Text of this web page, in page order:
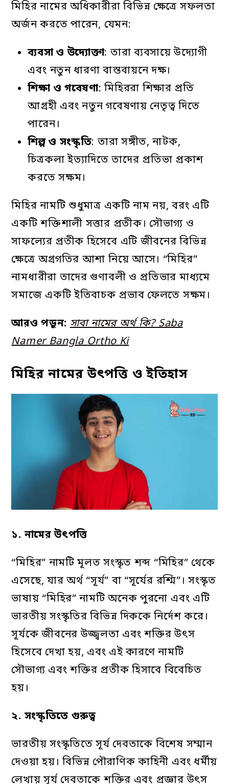
মিহির নামের অধিকারীরা বিভিন্ন ক্ষেত্রে সফলতা
অর্জন করতে পারেন, যেমন:
ব্যবসা ও উদ্যোক্তা: তারা ব্যবসায়ে উদ্যোগী
এবং নতুন ধারণা বাস্তবায়নে দক্ষ।
শিক্ষা ও গবেষণা: মিহিররা শিক্ষার প্রতি
আগ্রহী এবং নতুন গবেষণায় নেতৃত্ব দিতে
পারেন।
শিল্প ও সংস্কৃতি: তারা সঙ্গীত, নাটক,
চিত্রকলা ইত্যাদিতে তাদের প্রতিভা প্রকাশ
করতে সক্ষম।
মিহির নামটি শুধুমাত্র একটি নাম নয়, বরং এটি
একটি শক্তিশালী সত্তার প্রতীক। সৌভাগ্য ও
সাফল্যের প্রতীক হিসেবে এটি জীবনের বিভিন্ন
ক্ষেত্রে অগ্রগতির আশা নিয়ে আসে। “মিহির”
নামধারীরা তাদের গুণাবলী ও প্রতিভার মাধ্যমে
সমাজে একটি ইতিবাচক প্রভাব ফেলতে সক্ষম।
আরও পড়ুন: সাবা নামের অর্থ কি? Saba
Namer Bangla Ortho Ki
মিহির নামের উৎপত্তি ও ইতিহাস
১. নামেরউৎপত্তি
“মিহির” নামটি মূলত সংস্কৃত শব্দ “মিহির” থেকে
এসেছে, যার অর্থ “সূর্য” বা “সূর্যের রশ্মি”। সংস্কৃত
ভাষায় “মিহির” নামটি অনেক পুরনো এবং এটি
ভারতীয় সংস্কৃতির বিভিন্ন দিককে নির্দেশ করে।
সূর্যকে জীবনের উজ্জ্বলতা এবং শক্তির উৎস
হিসেবে দেখা হয়, এবং এই কারণে নামটি
সৌভাগ্য এবং শক্তির প্রতীক হিসাবে বিবেচিত
হয়।
২. সংস্কৃতিতে গুরুত্ব
ভারতীয় সংস্কৃতিতে সূর্য দেবতাকে বিশেষ সম্মান
দেওয়া হয়। বিভিন্ন পৌরাণিক কাহিনী এবং ধর্মীয়
লেখায় সূর্য দেবতাকে শক্তির এবং প্রজ্ঞার উৎস